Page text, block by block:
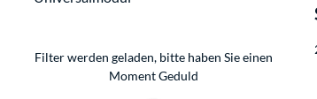
Filter werden geladen, bitte haben Sie einen
Moment Geduld